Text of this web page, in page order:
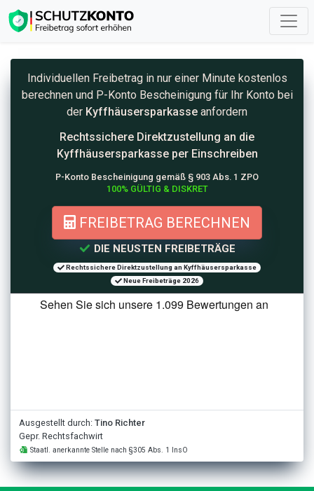
Individuellen Freibetrag in nur einer Minute kostenlos
berechnen und P-Konto Bescheinigung für Ihr Konto bei
der Kyffhäusersparkasse anfordern
Rechtssichere Direktzustellung an die
Kyffhäusersparkasse per Einschreiben
P-Konto Bescheinigung gemäß § 903 Abs. 1 ZPO
100% GÜLTIG & DISKRET
FREIBETRAG BERECHNEN
DIE NEUSTEN FREIBETRÄGE
Rechtssichere Direktzustellung an Kyffhäusersparkasse
Neue Freibeträge 2026
Ausgestellt durch: Tino Richter
Gepr. Rechtsfachwirt
Staatl. anerkannte Stelle nach §305 Abs. 1 InsO